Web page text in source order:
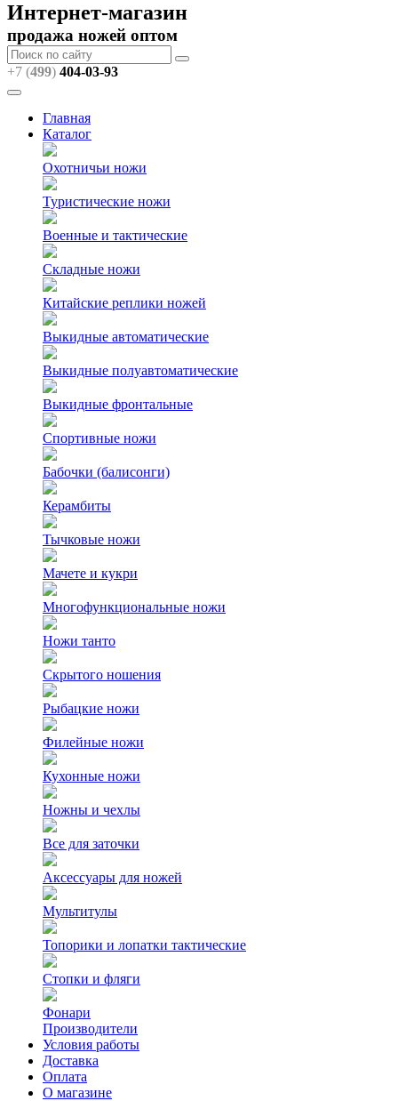
Интернет-магазин
продажа ножей оптом
+7 (499) 404-03-93
Главная
Каталог
Охотничьи ножи
Туристические ножи
Военные и тактические
Складные ножи
Китайские реплики ножей
Выкидные автоматические
Выкидные полуавтоматические
Выкидные фронтальные
Спортивные ножи
Бабочки (балисонги)
Керамбиты
Тычковые ножи
Мачете и кукри
Многофункциональные ножи
Ножи танто
Скрытого ношения
Рыбацкие ножи
Филейные ножи
Кухонные ножи
Ножны и чехлы
Все для заточки
Аксессуары для ножей
Мультитулы
Топорики и лопатки тактические
Стопки и фляги
Фонари
Производители
Условия работы
Доставка
Оплата
О магазине